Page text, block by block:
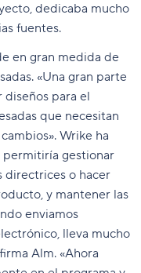
dedicaba mucho
fuentes.
en gran medida de
«Una gran parte
para el
que necesitan
Wrike ha
permitiría gestionar
directrices o hacer
y mantener las
enviamos
lleva mucho
Alm. «Ahora